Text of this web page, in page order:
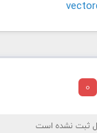
0
ثبت نشده است